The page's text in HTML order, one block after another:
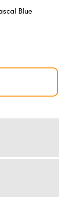
Blue